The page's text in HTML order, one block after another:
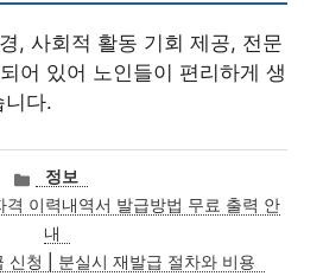
, 사회적 활동 기회 제공, 전문
어 있어 노인들이 편리하게 생
니다.
카
테
고
리
정보
격 이력내역서 발급방법 무료 출력 안
내
신청 | 분실시 재발급 절차와 비용